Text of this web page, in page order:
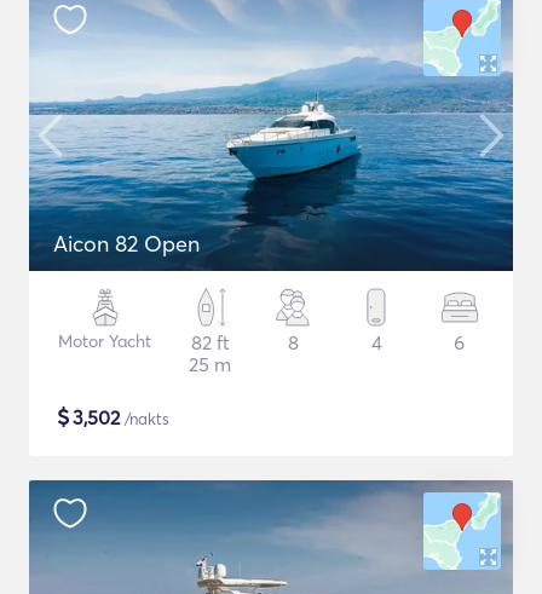
Aicon 82 Open
Motor Yacht
82 ft
25 m
8 4 6
$3,502/nakts